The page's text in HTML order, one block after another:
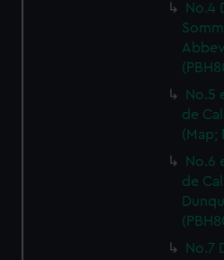
No.4
No.5
de
(Map;
No.6
de
No.7